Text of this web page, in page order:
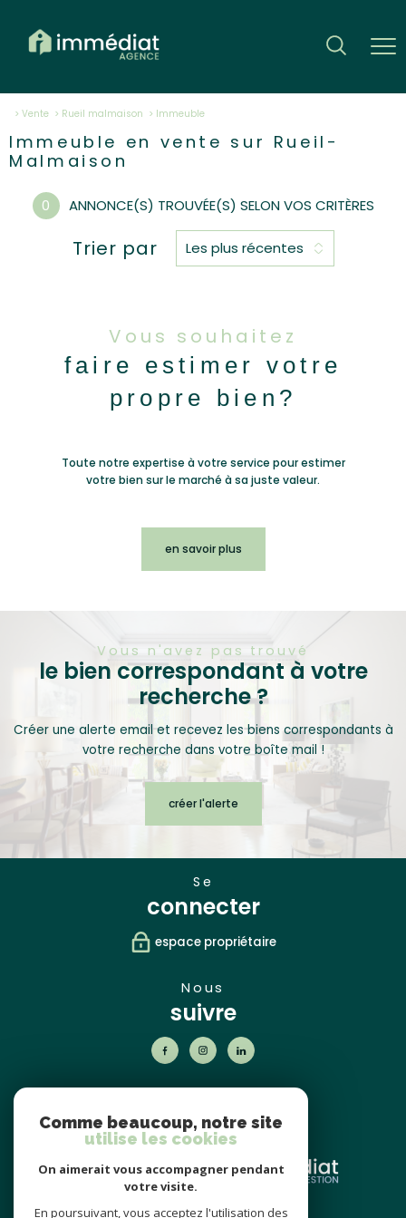
Vente Rueil malmaison immeuble
Immeuble en vente sur Rueil-
Malmaison
0 ANNONCE(S) TROUVÉE(S) SELON VOS CRITÈRES
Trier par Les plus récentes
Vous souhaitez
faire estimer votre
propre bien?
Toute notre expertise à votre service pour estimer
votre bien sur le marché à sa juste valeur.
en savoir plus
Vous n'avez pas trouvé
le bien correspondant à votre
recherche ?
Créer une alerte email et recevez les biens correspondants à
votre recherche dans votre boîte mail !
créer l'alerte
se
connecter
espace propriétaire
nous
suivre
partenaires
Comme beaucoup, notre site
utilise les cookies
On aimerait vous accompagner pendant
votre visite.
En poursuivant, vous acceptez l'utilisation des